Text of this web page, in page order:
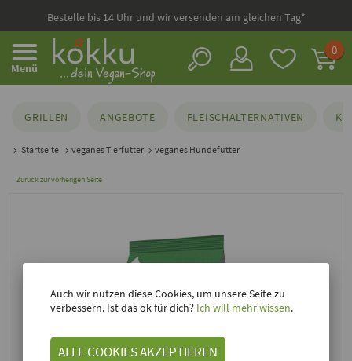
Bestelle bis 14 Uhr und wir versenden am gleichen Tag*
Menü
0
GRILLEN ANGEBOTE FLEISCHALTERNATIVEN
Startseite veganes Tierfutter veganes Hundefutter
Zurück zur vorherigen Seite
Auch wir nutzen diese Cookies, um unsere Seite zu
verbessern. Ist das ok für dich? Ich will mehr wissen.
ALLE COOKIES AKZEPTIEREN